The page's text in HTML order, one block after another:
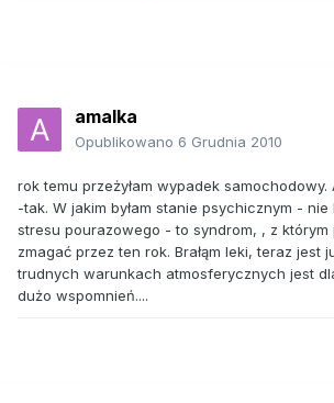
amalka
Opublikowano 6 Grudnia 2010
rok temu przeżyłam wypadek samochodowy.
-tak. W jakim byłam stanie psychicznym - nie
stresu pourazowego - to syndrom, , z którym
zmagać przez ten rok. Brałąm leki, teraz jest
trudnych warunkach atmosferycznych jest
dużo wspomnień....